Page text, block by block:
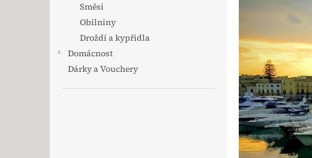
Směsi
Obilniny
Droždí a kypřidla
Domácnost
Dárky a Vouchery